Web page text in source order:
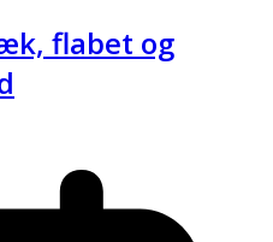
flabet og